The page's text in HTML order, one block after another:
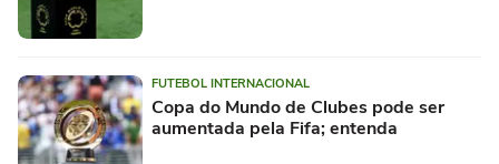
FUTEBOL INTERNACIONAL
Copa do Mundo de Clubes pode ser
aumentada pela Fifa; entenda